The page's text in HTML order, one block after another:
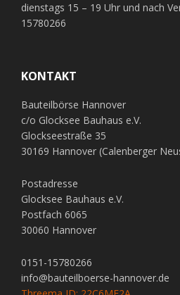
dienstags 15 – 19 Uhr und nach
15780266
KONTAKT
Bauteilbörse Hannover
c/o Glocksee Bauhaus e.V.
Glockseestraße 35
30169 Hannover (Calenberger
Postadresse
Glocksee Bauhaus e.V.
Postfach 6065
30060 Hannover
0151-15780266
info@bauteilboerse-hannover.de